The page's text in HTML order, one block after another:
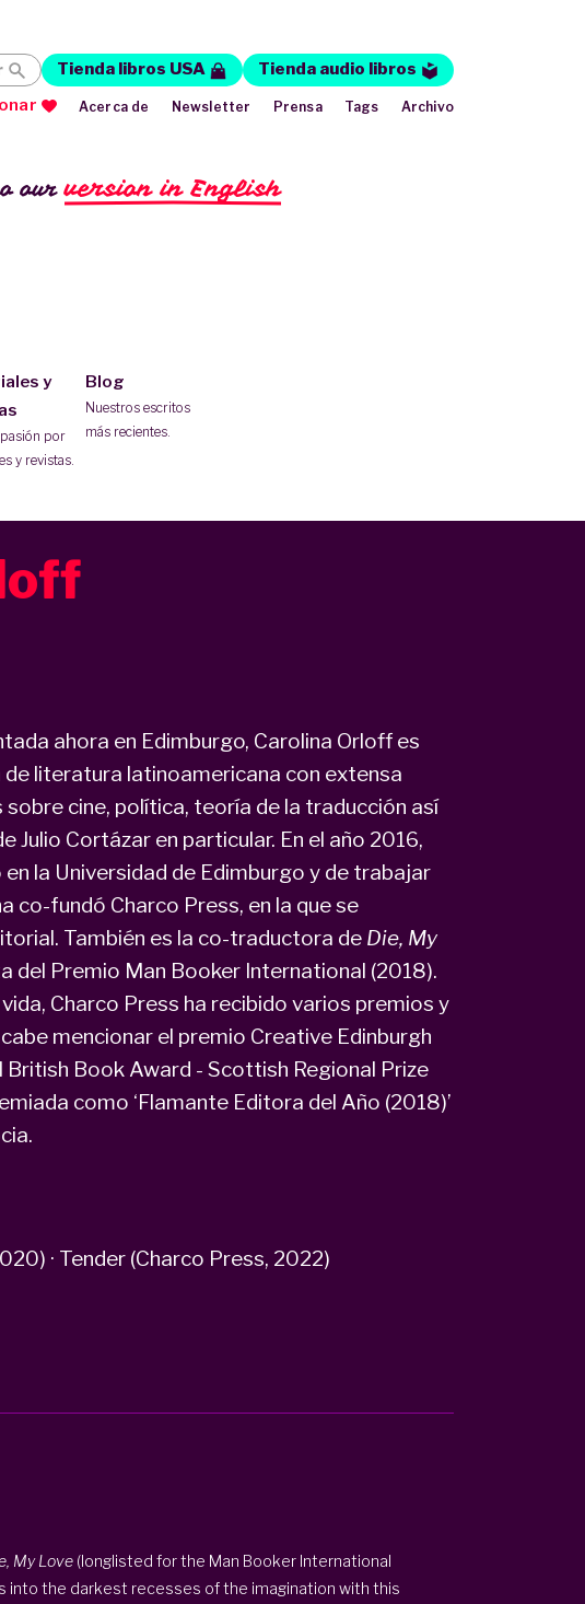
ourversion in English
y
por
y revistas.
Blog
Nuestros escritos
más recientes.
Tienda libros USA
Tienda audio libros
Acerca de Newsletter Prensa Tags Archivo
ahora en Edimburgo, Carolina Orloff es
literatura latinoamericana con extensa
cine, política, teoría de la traducción así
Julio Cortázar en particular. En el año 2016,
la Universidad de Edimburgo y de trabajar
co-fundó Charco Press, en la que se
También es la co-traductora de Die, My
del Premio Man Booker International (2018).
Charco Press ha recibido varios premios y
mencionar el premio Creative Edinburgh
Book Award - Scottish Regional Prize
como ‘Flamante Editora del Año (2018)’
· Tender (Charco Press, 2022)
My Love(longlisted for the Man Booker International
into the darkest recesses of the imagination with this